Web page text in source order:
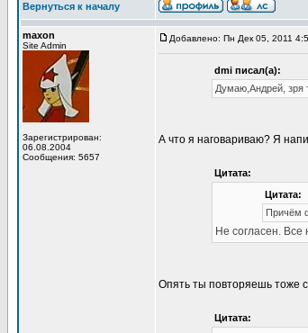
Вернуться к началу
maxon
Site Admin
Зарегистрирован:
06.08.2004
Сообщения: 5657
Добавлено: Пн Дек 05, 2011
dmi писал(а):
Думаю,Андрей, зря
А что я наговариваю? Я
Цитата:
Цитата:
Причём
Не согласен.
Опять ты повторяешь тоже
Цитата: